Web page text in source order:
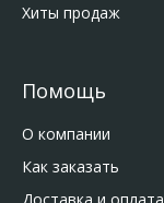
Хиты продаж
О компании
Как заказать
Помощь